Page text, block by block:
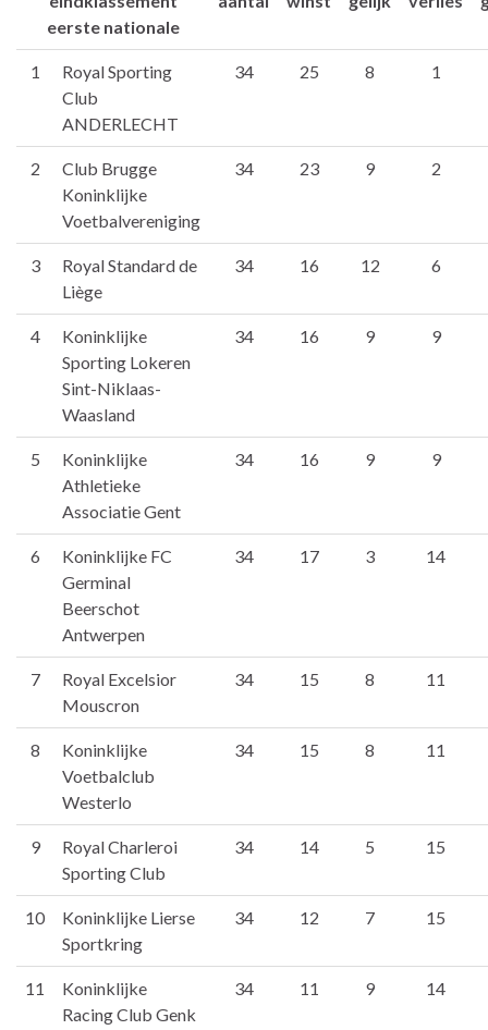
eerste nationale
1
Royal Sporting
Club
ANDERLECHT
34 25 8 1
2
Club Brugge
Koninklijke
Voetbalvereniging
34 23 9 2
3
Royal Standard de
Liège
34 16 12 6
4
Koninklijke
Sporting Lokeren
Sint-Niklaas-
Waasland
34 16 9 9
5
Koninklijke
Athletieke
Associatie Gent
34 16 9 9
6
Koninklijke FC
Germinal
Beerschot
Antwerpen
34 17 3 14
7
Royal Excelsior
Mouscron
34 15 8 11
8
Koninklijke
Voetbalclub
Westerlo
34 15 8 11
9
Royal Charleroi
Sporting Club
34 14 5 15
10
Koninklijke Lierse
Sportkring
34 12 7 15
11
Koninklijke
Racing Club Genk
34 11 9 14